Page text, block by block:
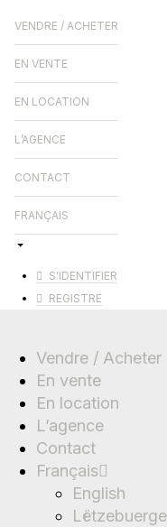
VENDRE / ACHETER
EN VENTE
EN LOCATION
L’AGENCE
CONTACT
FRANÇAIS
S'IDENTIFIER
REGISTRE
Vendre / Acheter
En vente
En location
L’agence
Contact
Français
English